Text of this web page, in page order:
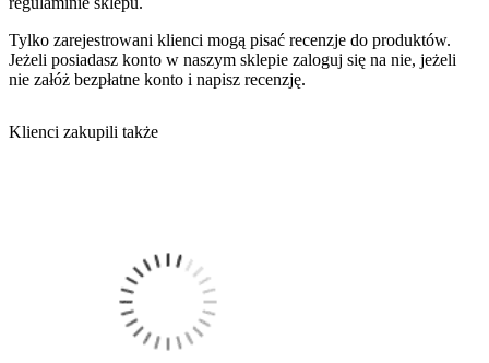
Tylko zarejestrowani klienci mogą pisać recenzje do produktów.
Jeżeli posiadasz konto w naszym sklepie zaloguj się na nie, jeżeli
nie załóż bezpłatne konto i napisz recenzję.
Klienci zakupili także